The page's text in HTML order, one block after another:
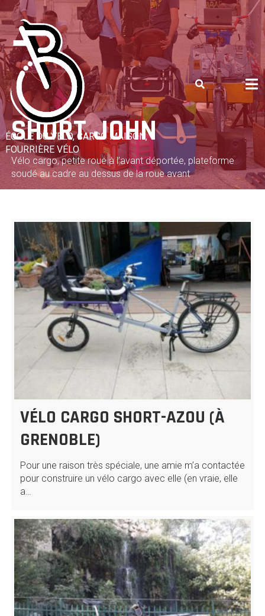
Skip
to
content
ÉCOLE DU VÉLO, CARGO MAISON,
FOURRIÈRE VÉLO
SHORT JOHN
Vélo cargo, petite roue à l’avant déportée, plateforme
soudé au cadre au dessus de la roue avant
VÉLO CARGO SHORT-AZOU (À
GRENOBLE)
Pour une raison très spéciale, une amie m’a contactée
pour construire un vélo cargo avec elle (en vraie, elle
a…